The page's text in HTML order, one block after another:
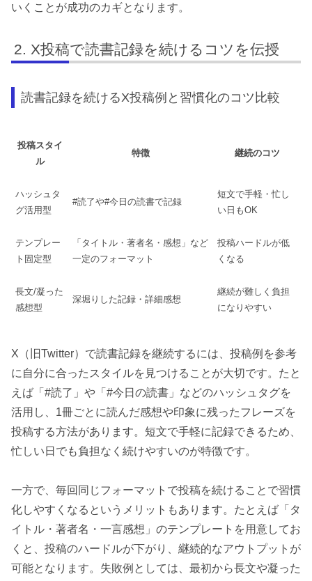
いくことが成功のカギとなります。
X投稿で読書記録を続けるコツを伝授
読書記録を続けるX投稿例と習慣化のコツ比較
投稿スタイ
ル
特徴 継続のコツ
ハッシュタ
グ活用型
#読了や#今日の読書で記録
短文で手軽・忙し
い日もOK
テンプレー
ト固定型
「タイトル・著者名・感想」など
一定のフォーマット
投稿ハードルが低
くなる
長文/凝った
感想型
深堀りした記録・詳細感想
継続が難しく負担
になりやすい
X（旧Twitter）で読書記録を継続するには、投稿例を参考
に自分に合ったスタイルを見つけることが大切です。たと
えば「#読了」や「#今日の読書」などのハッシュタグを
活用し、1冊ごとに読んだ感想や印象に残ったフレーズを
投稿する方法があります。短文で手軽に記録できるため、
忙しい日でも負担なく続けやすいのが特徴です。
一方で、毎回同じフォーマットで投稿を続けることで習慣
化しやすくなるというメリットもあります。たとえば「タ
イトル・著者名・一言感想」のテンプレートを用意してお
くと、投稿のハードルが下がり、継続的なアウトプットが
可能となります。失敗例としては、最初から長文や凝った